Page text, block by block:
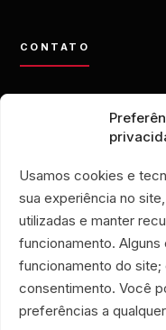
Usamos cookies e
sua experiência no
utilizadas e manter
funcionamento.
funcionamento do
consentimento. Você
preferências a
CONTATO
+55 21 99028-9090
ONG É POR AMOR
Manguinhos • Rio
BRECHÓ É POR AMOR
Copacabana • Rio